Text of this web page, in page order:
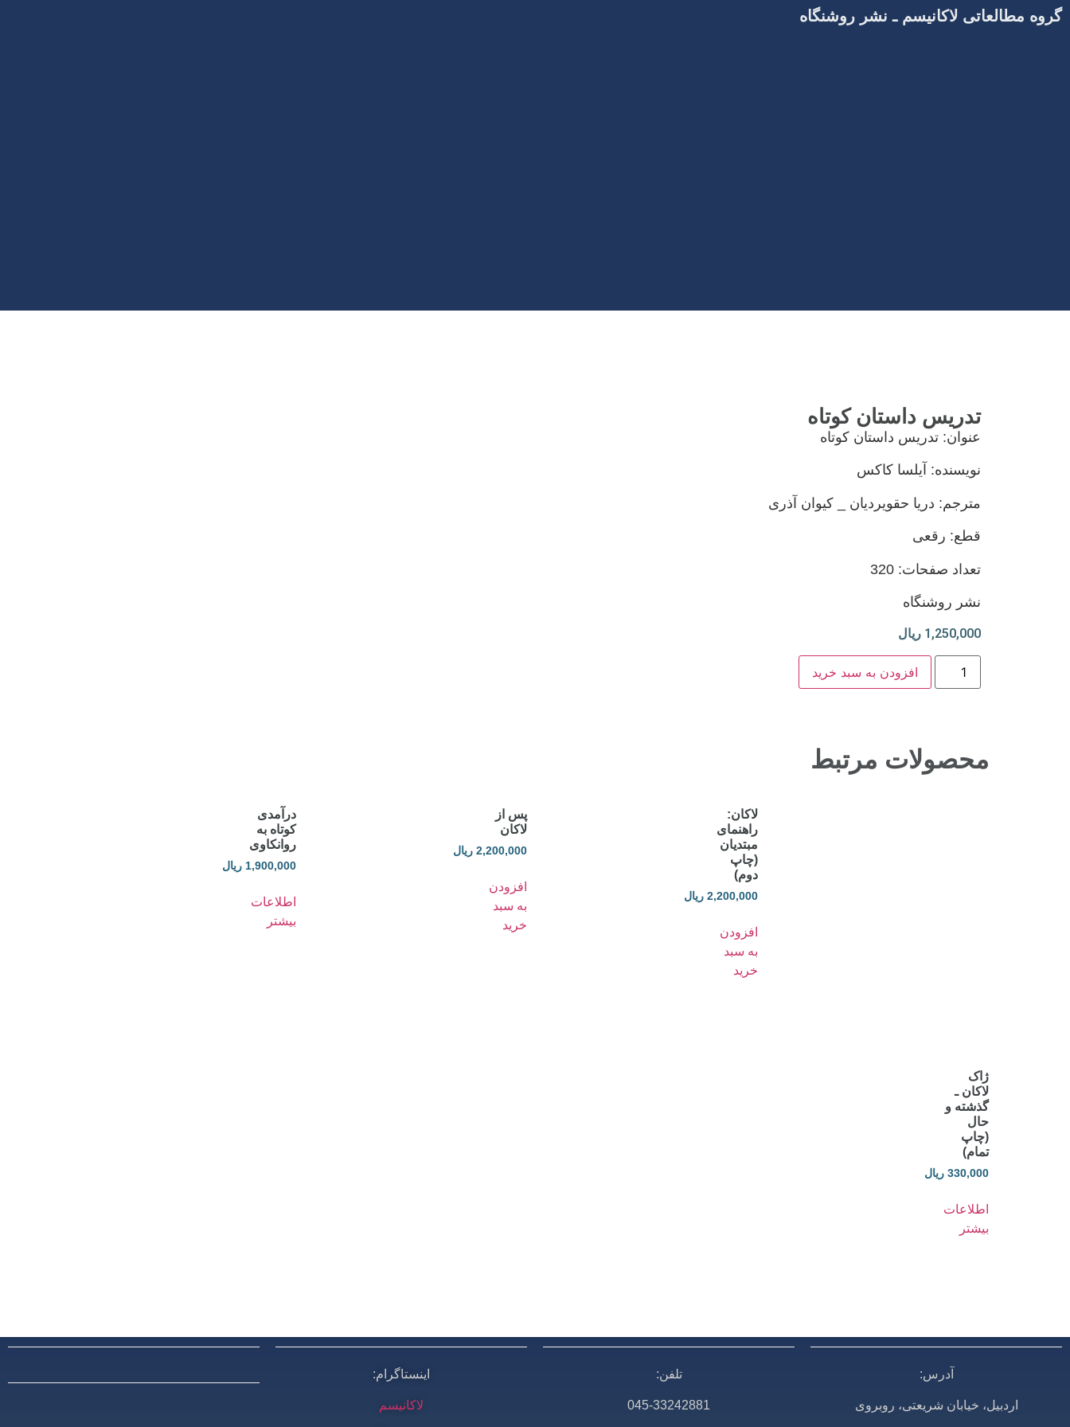
گروه مطالعاتی لاکانیسم ـ نشر روشنگاه
تدریس داستان کوتاه
عنوان: تدریس داستان کوتاه
نویسنده: آیلسا کاکس
مترجم: دریا حقویردیان _ کیوان آذری
قطع: رقعی
تعداد صفحات: 320
نشر روشنگاه
1,250,000 ریال
افزودن به سبد خرید
محصولات مرتبط
لاکان:
راهنمای
مبتدیان
(چاپ
دوم)
2,200,000 ریال
افزودن
به سبد
خرید
پس از
لاکان
2,200,000 ریال
افزودن
به سبد
خرید
درآمدی
کوتاه به
روانکاوی
1,900,000 ریال
اطلاعات
بیشتر
ژاک
لاکان ـ
گذشته و
حال
(چاپ
تمام)
330,000 ریال
اطلاعات
بیشتر
آدرس:
اردبیل، خیابان شریعتی، روبروی
تلفن:
045-33242881
اینستاگرام:
لاکانیسم